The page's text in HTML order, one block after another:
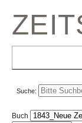
Suche:
Buch